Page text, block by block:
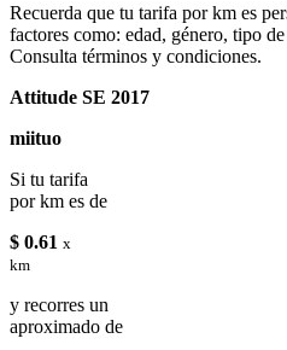
Recuerda que tu tarifa por km es
factores como: edad, género, tipo
Consulta términos y condiciones.
Attitude SE 2017
miituo
Si tu tarifa
por km es de
$ 0.61 x
km
y recorres un
aproximado de